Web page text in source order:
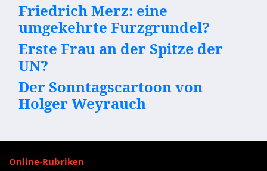
Friedrich Merz: eine
umgekehrte Furzgrundel?
Erste Frau an der Spitze der
UN?
Der Sonntagscartoon von
Holger Weyrauch
Online-Rubriken